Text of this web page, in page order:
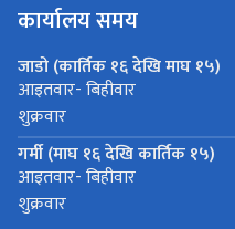
कार्यालय समय
जाडो (कार्तिक १६ देखि माघ १५)
आइतवार- बिहीवार
शुक्रवार
गर्मी (माघ १६ देखि कार्तिक १५)
आइतवार- बिहीवार
शुक्रवार